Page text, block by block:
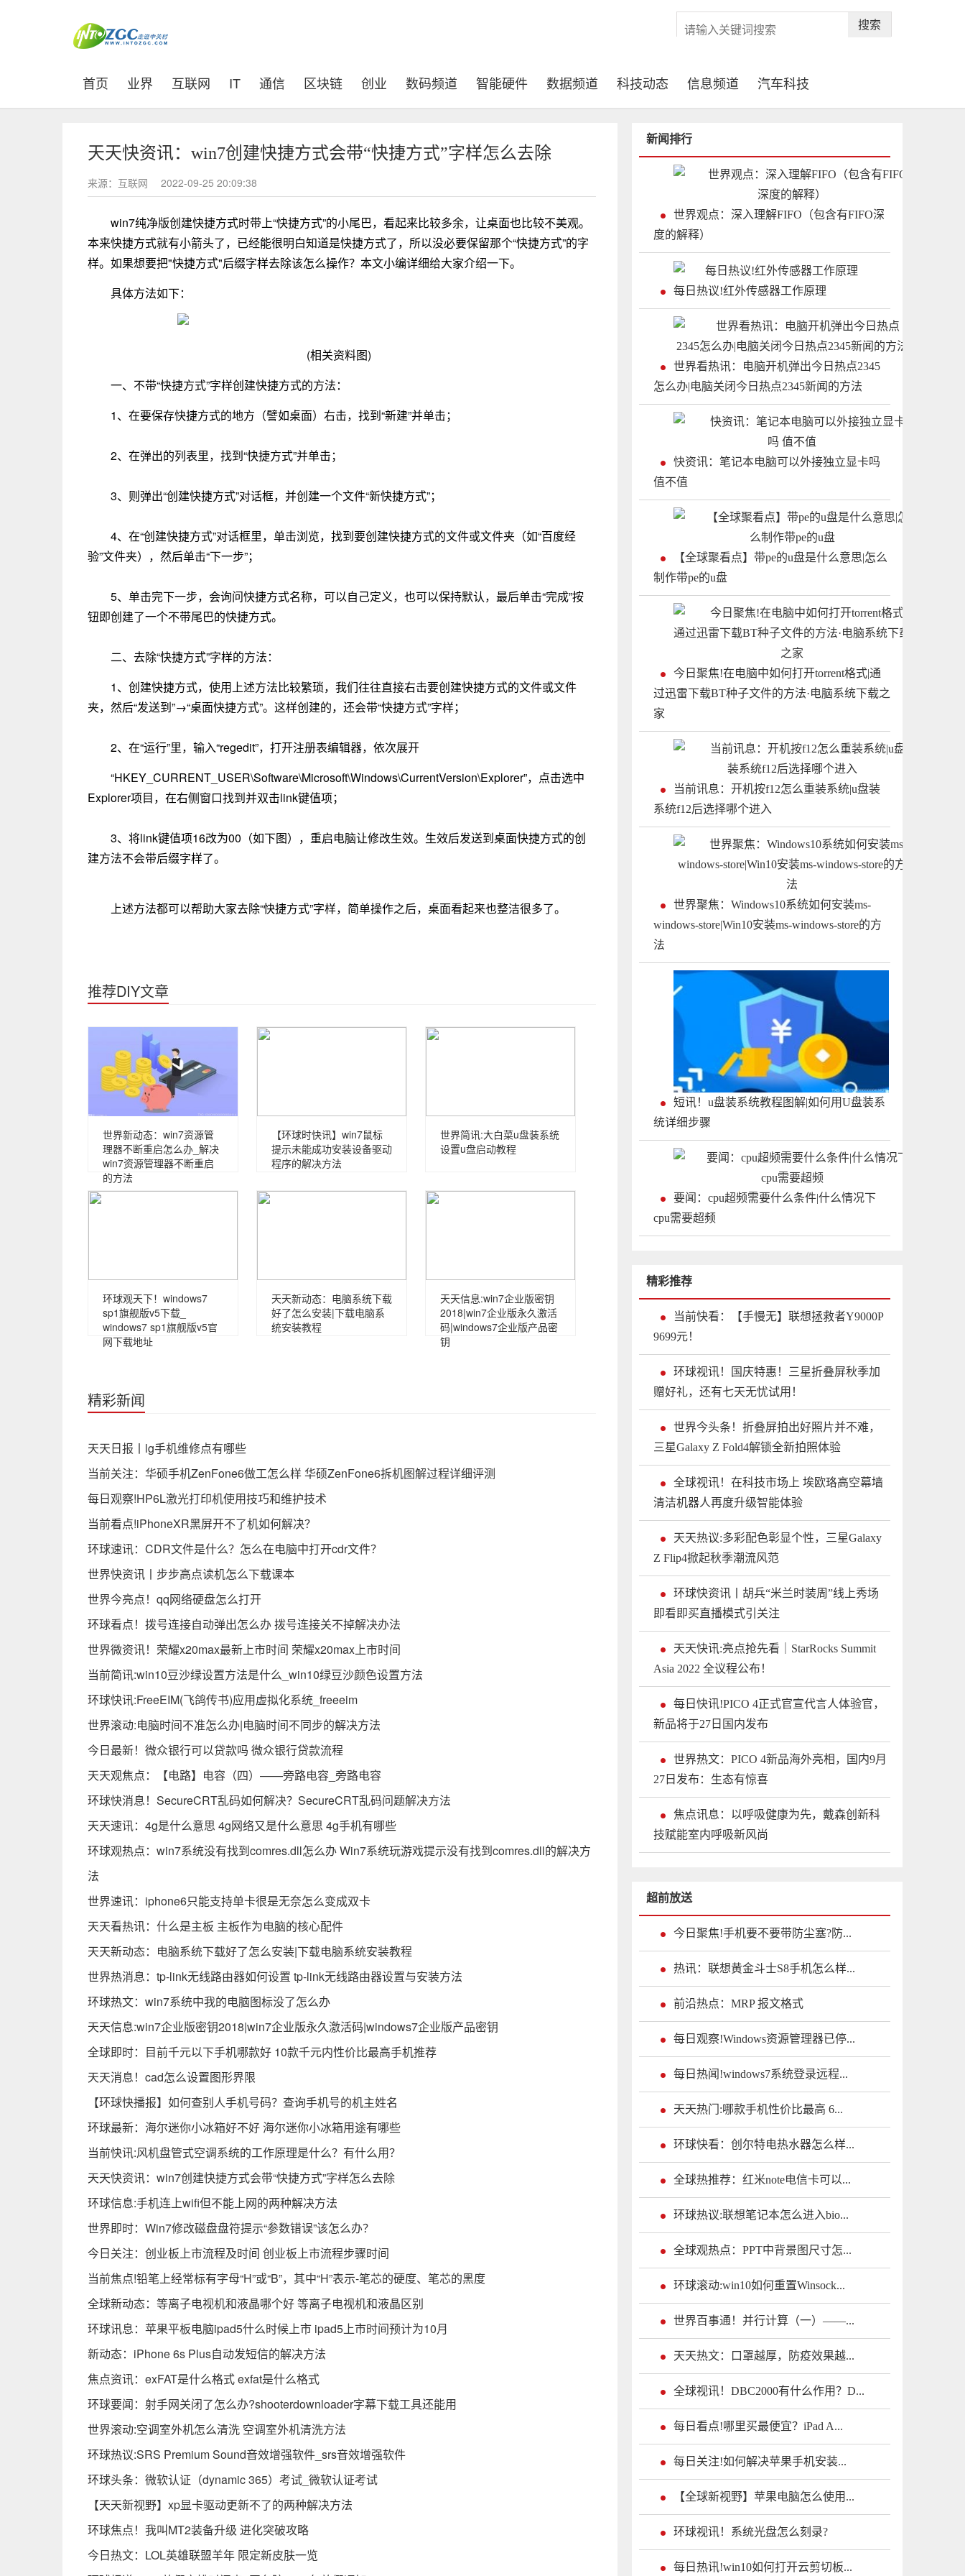
搜索
首页 (current)
业界 互联网 IT 通信 区块链 创业 数码频道 智能硬件 数据频道 科技动态 信息频道 汽车科技
天天快资讯：win7创建快捷方式会带“快捷方式”字样怎么去除
来源：互联网 2022-09-25 20:09:38
win7纯净版创建快捷方式时带上“快捷方式”的小尾巴，看起来比较多余，让桌面也比较不美观。
本来快捷方式就有小箭头了，已经能很明白知道是快捷方式了，所以没必要保留那个“快捷方式”的字
样。如果想要把"快捷方式"后缀字样去除该怎么操作？本文小编详细给大家介绍一下。
具体方法如下：
(相关资料图)
一、不带“快捷方式”字样创建快捷方式的方法：
1、在要保存快捷方式的地方（譬如桌面）右击，找到“新建”并单击；
2、在弹出的列表里，找到“快捷方式”并单击；
3、则弹出“创建快捷方式”对话框，并创建一个文件“新快捷方式”；
4、在“创建快捷方式”对话框里，单击浏览，找到要创建快捷方式的文件或文件夹（如“百度经
验”文件夹），然后单击“下一步”；
5、单击完下一步，会询问快捷方式名称，可以自己定义，也可以保持默认，最后单击“完成”按
钮即创建了一个不带尾巴的快捷方式。
二、去除“快捷方式”字样的方法：
1、创建快捷方式，使用上述方法比较繁琐，我们往往直接右击要创建快捷方式的文件或文件
夹，然后“发送到”→“桌面快捷方式”。这样创建的，还会带“快捷方式”字样；
2、在“运行”里，输入“regedit”，打开注册表编辑器，依次展开
“HKEY_CURRENT_USER\Software\Microsoft\Windows\CurrentVersion\Explorer”，点击选中
Explorer项目，在右侧窗口找到并双击link键值项；
3、将link键值项16改为00（如下图），重启电脑让修改生效。生效后发送到桌面快捷方式的创
建方法不会带后缀字样了。
上述方法都可以帮助大家去除“快捷方式”字样，简单操作之后，桌面看起来也整洁很多了。
推荐DIY文章
世界新动态：win7资源管
理器不断重启怎么办_解决
win7资源管理器不断重启
的方法
【环球时快讯】win7鼠标
提示未能成功安装设备驱动
程序的解决方法
世界简讯:大白菜u盘装系统
设置u盘启动教程
环球观天下！windows7
sp1旗舰版v5下载_
windows7 sp1旗舰版v5官
网下载地址
天天新动态：电脑系统下载
好了怎么安装|下载电脑系
统安装教程
天天信息:win7企业版密钥
2018|win7企业版永久激活
码|windows7企业版产品密
钥
精彩新闻
天天日报丨lg手机维修点有哪些
当前关注：华硕手机ZenFone6做工怎么样 华硕ZenFone6拆机图解过程详细评测
每日观察!HP6L激光打印机使用技巧和维护技术
当前看点!iPhoneXR黑屏开不了机如何解决？
环球速讯：CDR文件是什么？怎么在电脑中打开cdr文件？
世界快资讯丨步步高点读机怎么下载课本
世界今亮点！qq网络硬盘怎么打开
环球看点！拨号连接自动弹出怎么办 拨号连接关不掉解决办法
世界微资讯！荣耀x20max最新上市时间 荣耀x20max上市时间
当前简讯:win10豆沙绿设置方法是什么_win10绿豆沙颜色设置方法
环球快讯:FreeEIM(飞鸽传书)应用虚拟化系统_freeeim
世界滚动:电脑时间不准怎么办|电脑时间不同步的解决方法
今日最新！微众银行可以贷款吗 微众银行贷款流程
天天观焦点：【电路】电容（四）——旁路电容_旁路电容
环球快消息！SecureCRT乱码如何解决？SecureCRT乱码问题解决方法
天天速讯：4g是什么意思 4g网络又是什么意思 4g手机有哪些
环球观热点：win7系统没有找到comres.dll怎么办 Win7系统玩游戏提示没有找到comres.dll的解决方
法
世界速讯：iphone6只能支持单卡很是无奈怎么变成双卡
天天看热讯：什么是主板 主板作为电脑的核心配件
天天新动态：电脑系统下载好了怎么安装|下载电脑系统安装教程
世界热消息：tp-link无线路由器如何设置 tp-link无线路由器设置与安装方法
环球热文：win7系统中我的电脑图标没了怎么办
天天信息:win7企业版密钥2018|win7企业版永久激活码|windows7企业版产品密钥
全球即时：目前千元以下手机哪款好 10款千元内性价比最高手机推荐
天天消息！cad怎么设置图形界限
【环球快播报】如何查别人手机号码？查询手机号的机主姓名
环球最新：海尔迷你小冰箱好不好 海尔迷你小冰箱用途有哪些
当前快讯:风机盘管式空调系统的工作原理是什么？有什么用？
天天快资讯：win7创建快捷方式会带“快捷方式”字样怎么去除
环球信息:手机连上wifi但不能上网的两种解决方法
世界即时：Win7修改磁盘盘符提示“参数错误”该怎么办？
今日关注：创业板上市流程及时间 创业板上市流程步骤时间
当前焦点!铅笔上经常标有字母“H”或“B”，其中“H”表示-笔芯的硬度、笔芯的黑度
全球新动态：等离子电视机和液晶哪个好 等离子电视机和液晶区别
环球讯息：苹果平板电脑ipad5什么时候上市 ipad5上市时间预计为10月
新动态：iPhone 6s Plus自动发短信的解决方法
焦点资讯：exFAT是什么格式 exfat是什么格式
环球要闻：射手网关闭了怎么办?shooterdownloader字幕下载工具还能用
世界滚动:空调室外机怎么清洗 空调室外机清洗方法
环球热议:SRS Premium Sound音效增强软件_srs音效增强软件
环球头条：微软认证（dynamic 365）考试_微软认证考试
【天天新视野】xp显卡驱动更新不了的两种解决方法
环球焦点！我叫MT2装备升级 进化突破攻略
今日热文：LOL英雄联盟羊年 限定新皮肤一览
新闻排行
世界观点：深入理解FIFO（包含有FIFO深
度的解释）
每日热议!红外传感器工作原理
世界看热讯：电脑开机弹出今日热点2345
怎么办|电脑关闭今日热点2345新闻的方法
快资讯：笔记本电脑可以外接独立显卡吗
值不值
【全球聚看点】带pe的u盘是什么意思|怎么
制作带pe的u盘
今日聚焦!在电脑中如何打开torrent格式|通
过迅雷下载BT种子文件的方法·电脑系统下载之
家
当前讯息：开机按f12怎么重装系统|u盘装
系统f12后选择哪个进入
世界聚焦：Windows10系统如何安装ms-
windows-store|Win10安装ms-windows-store的方
法
短讯！u盘装系统教程图解|如何用U盘装系
统详细步骤
要闻：cpu超频需要什么条件|什么情况下
cpu需要超频
精彩推荐
当前快看：【手慢无】联想拯救者Y9000P
9699元！
环球视讯！国庆特惠！三星折叠屏秋季加
赠好礼，还有七天无忧试用！
世界今头条！折叠屏拍出好照片并不难，
三星Galaxy Z Fold4解锁全新拍照体验
全球视讯！在科技市场上 埃欧珞高空幕墙
清洁机器人再度升级智能体验
天天热议:多彩配色彰显个性，三星Galaxy
Z Flip4掀起秋季潮流风范
环球快资讯丨胡兵“米兰时装周”线上秀场
即看即买直播模式引关注
天天快讯:亮点抢先看｜StarRocks Summit
Asia 2022 全议程公布！
每日快讯!PICO 4正式官宣代言人体验官，
新品将于27日国内发布
世界热文：PICO 4新品海外亮相，国内9月
27日发布：生态有惊喜
焦点讯息：以呼吸健康为先，戴森创新科
技赋能室内呼吸新风尚
超前放送
今日聚焦!手机要不要带防尘塞?防...
热讯：联想黄金斗士S8手机怎么样...
前沿热点：MRP 报文格式
每日观察!Windows资源管理器已停...
每日热闻!windows7系统登录远程...
天天热门:哪款手机性价比最高 6...
环球快看：创尔特电热水器怎么样...
全球热推荐：红米note电信卡可以...
环球热议:联想笔记本怎么进入bio...
全球观热点：PPT中背景图尺寸怎...
环球滚动:win10如何重置Winsock...
世界百事通！并行计算（一）——...
天天热文：口罩越厚，防疫效果越...
全球视讯！DBC2000有什么作用？D...
每日看点!哪里买最便宜？iPad A...
每日关注!如何解决苹果手机安装...
【全球新视野】苹果电脑怎么使用...
环球视讯！系统光盘怎么刻录?
每日热讯!win10如何打开云剪切板...